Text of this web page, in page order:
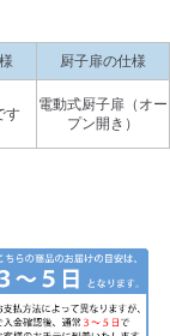
厨子扉の仕様
す
電動式厨子扉（オー
プン開き）